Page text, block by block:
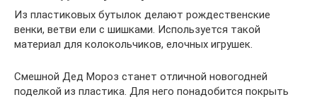
Из пластиковых бутылок делают рождественские
венки, ветви ели с шишками. Используется такой
материал для колокольчиков, елочных игрушек.
Смешной Дед Мороз станет отличной новогодней
поделкой из пластика. Для него понадобится покрыть